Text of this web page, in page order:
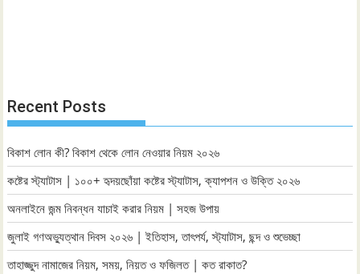
Recent Posts
বিকাশ লোন কী? বিকাশ থেকে লোন নেওয়ার নিয়ম ২০২৬
কষ্টের স্ট্যাটাস | ১০০+ হৃদয়ছোঁয়া কষ্টের স্ট্যাটাস, ক্যাপশন ও উক্তি ২০২৬
অনলাইনে জন্ম নিবন্ধন যাচাই করার নিয়ম | সহজ উপায়
জুলাই গণঅভ্যুত্থান দিবস ২০২৬ | ইতিহাস, তাৎপর্য, স্ট্যাটাস, ছন্দ ও শুভেচ্ছা
তাহাজ্জুদ নামাজের নিয়ম, সময়, নিয়ত ও ফজিলত | কত রাকাত?